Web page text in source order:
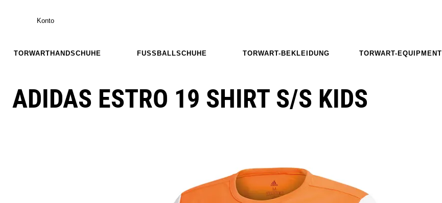
Konto
TORWARTHANDSCHUHE FUSSBALLSCHUHE TORWART-BEKLEIDUNG TORWART-EQUIPMENT
ADIDAS ESTRO 19 SHIRT S/S KIDS